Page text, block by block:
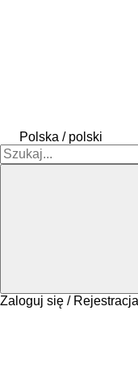
Polska / polski
Zaloguj się / Rejestracja